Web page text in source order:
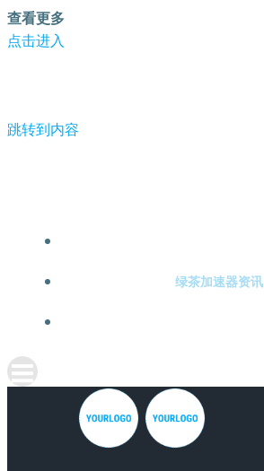
查看更多
点击进入
跳转到内容
绿茶加速器资讯